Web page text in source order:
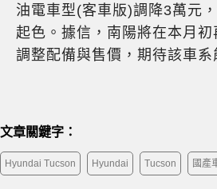
油電車型(客車版)調降3萬元
起色。據信，南陽將在本月
調整配備與售價，期待該車系
文章關鍵字：
Hyundai Tucson Hyundai Tucson 國產